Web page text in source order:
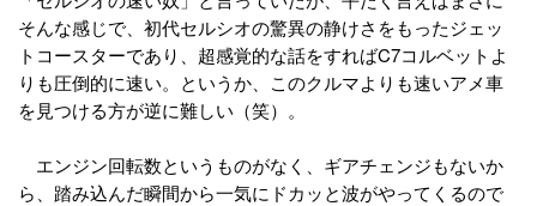
そんな感じで、初代セルシオの驚異の静けさをもったジェッ
トコースターであり、超感覚的な話をすればC7コルベットよ
りも圧倒的に速い。というか、このクルマよりも速いアメ車
を見つける方が逆に難しい（笑）。
エンジン回転数というものがなく、ギアチェンジもないか
ら、踏み込んだ瞬間から一気にドカッと波がやってくるので